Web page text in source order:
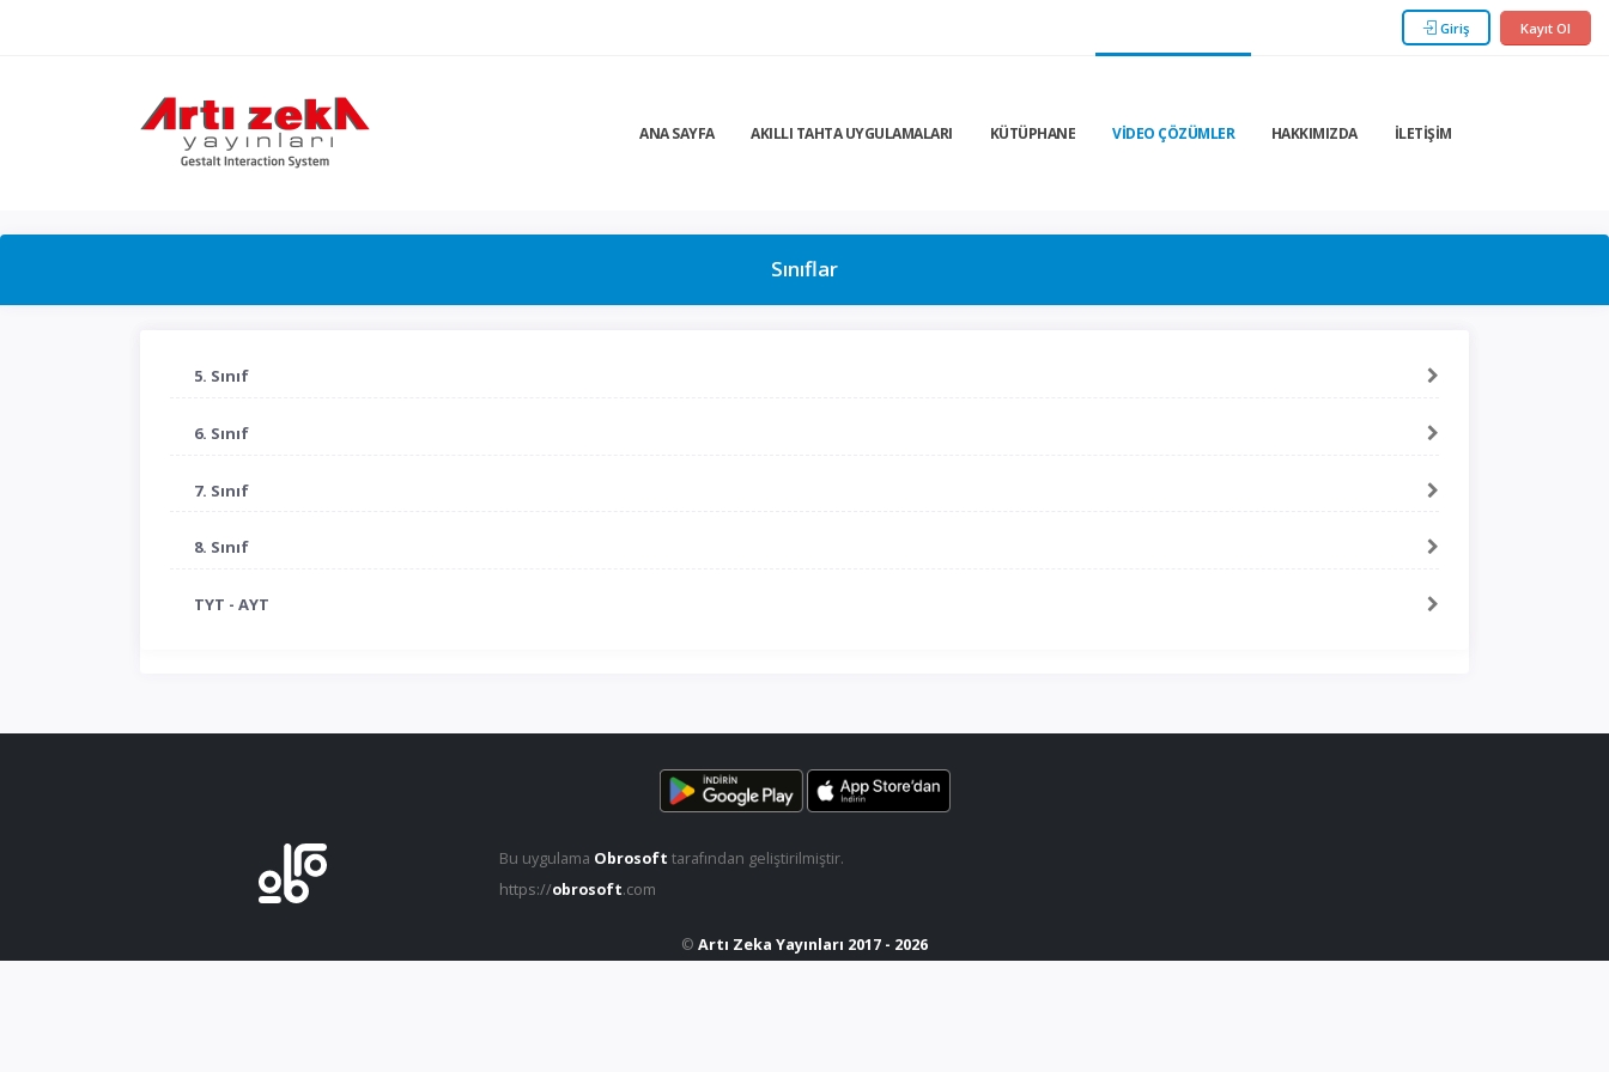
Giriş Kayıt Ol
ANA SAYFA AKILLI TAHTA UYGULAMALARI KÜTÜPHANE VIDEO ÇÖZÜMLER HAKKIMIZDA İLETIŞIM
Sınıflar
5. Sınıf
6. Sınıf
7. Sınıf
8. Sınıf
TYT - AYT
Bu uygulama Obrosoft tarafından geliştirilmiştir.
https://obrosoft.com
© Artı Zeka Yayınları 2017 - 2026